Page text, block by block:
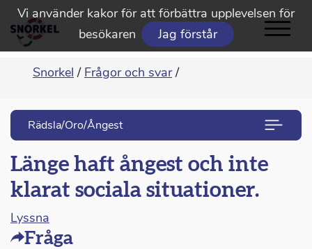
Vi använder kakor för att förbättra upplevelsen för
besökaren
Jag förstår
Snorkel / Frågor och svar /
Rädsla/Oro/Ångest
Länge haft ångest och inte
klarat sociala situationer.
Lyssna
Fråga